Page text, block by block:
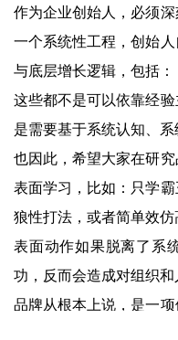
作为企业创始人，必须
一个系统性工程，创始
与底层增长逻辑，包括：
这些都不是可以依靠经
是需要基于系统认知、系
也因此，希望大家在研
表面学习，比如：只学霸
狼性打法，或者简单效仿
表面动作如果脱离了系
功，反而会造成对组织和
品牌从根本上说，是一